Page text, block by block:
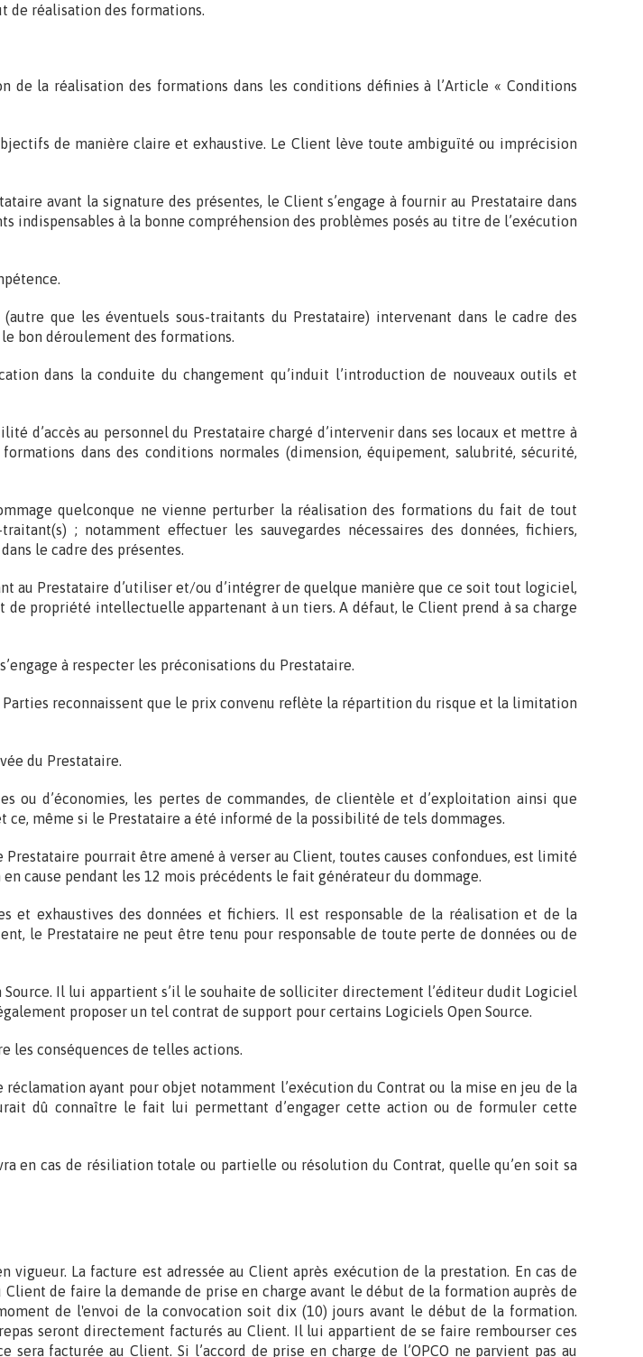
de réalisation des formations.
de la réalisation des formations dans les conditions définies à l’Article « Conditions
de manière claire et exhaustive. Le Client lève toute ambiguïté ou imprécision
avant la signature des présentes, le Client s’engage à fournir au Prestataire dans
à la bonne compréhension des problèmes posés au titre de l’exécution
que les éventuels sous-traitants du Prestataire) intervenant dans le cadre des
bon déroulement des formations.
dans la conduite du changement qu’induit l’introduction de nouveaux outils et
d’accès au personnel du Prestataire chargé d’intervenir dans ses locaux et mettre à
dans des conditions normales (dimension, équipement, salubrité, sécurité,
quelconque ne vienne perturber la réalisation des formations du fait de tout
; notamment effectuer les sauvegardes nécessaires des données, fichiers,
le cadre des présentes.
au Prestataire d’utiliser et/ou d’intégrer de quelque manière que ce soit tout logiciel,
propriété intellectuelle appartenant à un tiers. A défaut, le Client prend à sa charge
à respecter les préconisations du Prestataire.
reconnaissent que le prix convenu reflète la répartition du risque et la limitation
du Prestataire.
d’économies, les pertes de commandes, de clientèle et d’exploitation ainsi que
ce, même si le Prestataire a été informé de la possibilité de tels dommages.
pourrait être amené à verser au Client, toutes causes confondues, est limité
cause pendant les 12 mois précédents le fait générateur du dommage.
et exhaustives des données et fichiers. Il est responsable de la réalisation et de la
le Prestataire ne peut être tenu pour responsable de toute perte de données ou de
Il lui appartient s’il le souhaite de solliciter directement l’éditeur dudit Logiciel
proposer un tel contrat de support pour certains Logiciels Open Source.
les conséquences de telles actions.
ayant pour objet notamment l’exécution du Contrat ou la mise en jeu de la
dû connaître le fait lui permettant d’engager cette action ou de formuler cette
en cas de résiliation totale ou partielle ou résolution du Contrat, quelle qu’en soit sa
La facture est adressée au Client après exécution de la prestation. En cas de
de faire la demande de prise en charge avant le début de la formation auprès de
de l'envoi de la convocation soit dix (10) jours avant le début de la formation.
seront directement facturés au Client. Il lui appartient de se faire rembourser ces
sera facturée au Client. Si l’accord de prise en charge de l’OPCO ne parvient pas au